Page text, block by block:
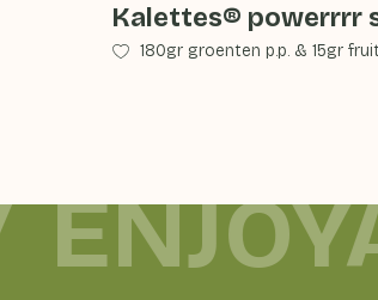
Kalettes® powerrrr
180gr groenten p.p. & 15gr